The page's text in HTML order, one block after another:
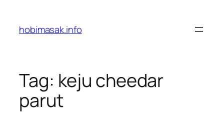
content
hobimasak.info
Tag: keju cheedar
parut